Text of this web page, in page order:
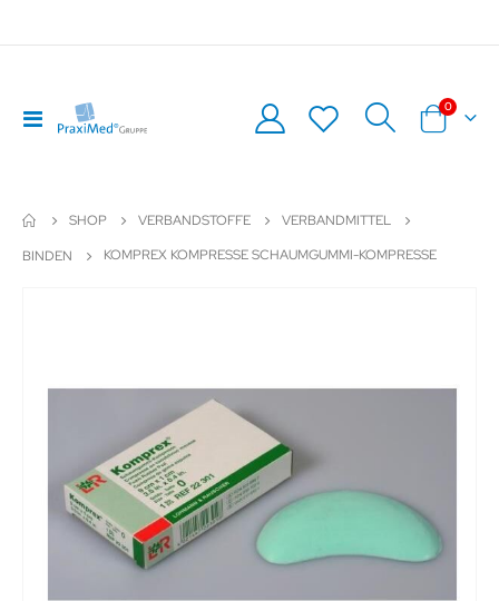
Navigation
umschalten
Warenkorb
0Artikel
SHOP VERBANDSTOFFE
VERBANDMITTEL
BINDEN
KOMPREX KOMPRESSE SCHAUMGUMMI-KOMPRESSE
springen